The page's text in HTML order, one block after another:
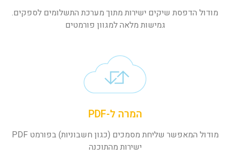
מודול הדפסת שיקים ישירות מתוך מערכת התשלומים לספקים.
גמישות מלאה למגוון פורמטים
המרה ל-PDF
מודול המאפשר שליחת מסמכים (כגון חשבוניות) בפורמט PDF
ישירות מהתוכנה